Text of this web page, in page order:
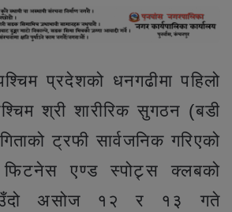
प्रदेशको धनगढीमा पहिलो
श्री शारीरिक सुगठन (बडी
ट्रफी सार्वजनिक गरिएको
एण्ड स्पोट्र्स क्लबको
असोज १२ र १३ गते